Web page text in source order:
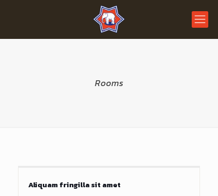
Rooms
Aliquam fringilla sit amet